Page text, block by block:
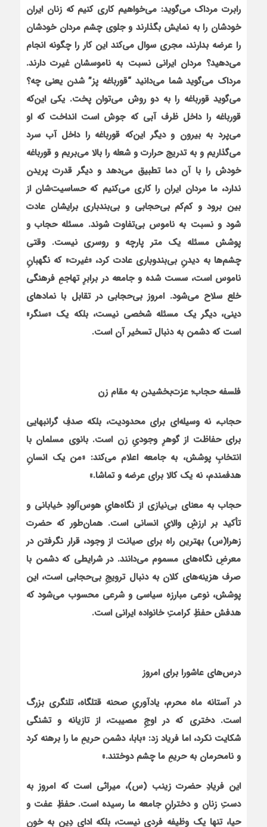
رابرت مرداک می‌گوید: می‌خواهیم کاری کنیم که زنان ایران
خودشان را به نمایش بگذارند و جلوی چشم مردان خودشان
را عرضه بدارند، مجری سوال می‌کند این کار را چگونه انجام
می‌دهید؟ مردان ایرانی نسبت به ناموسشان غیرت دارند.
مرداک می‌گوید شما می‌دانید “قورباغه پز” شدن یعنی چه؟
می‌گوید قورباغه را به دو روش می‌توان پخت. یکی این‌که
قورباغه را داخل ظرف آبی که جوش است انداخت که او
می‌پرد به بیرون و دیگر این‌که قورباغه را داخل آب سرد
می‌گذاریم و به تدریج حرارت و شعله را بالا می‌بریم و قورباغه
خودش را با آن دما تطبیق می‌دهد و دیگر قدرت پریدن
ندارد، ما مردان ایران را کاری می‌کنیم که حساسیت‌شان از
بین برود و کم‌کم بی‌حجابی و بی‌بندباری برایشان عادت
شود و نسبت به ناموس بی‌تفاوت شوند. مسئله حجاب و
پوشش مسئله یک متر پارچه و روسری نیست. وقتی
چشم‌ها به دیدنِ بی‌بندوباری عادت کرد، «غیرت» که نگهبانِ
ناموس است، سست شده و جامعه در برابرِ تهاجمِ فرهنگی
خلع سلاح می‌شود. امروز بی‌حجابی در تقابل با نمادهای
دینی، دیگر یک مسئله شخصی نیست، بلکه یک «سنگر»
است که دشمن به دنبال تسخیر آن است.
فلسفه حجاب؛ عزت‌بخشیدن به مقام زن
حجاب، نه وسیله‌ای برای محدودیت، بلکه صدفِ گرانبهایی
برای حفاظت از گوهرِ وجودیِ زن است. بانوی مسلمان با
انتخابِ پوشش، به جامعه اعلام می‌کند: «من یک انسانِ
هدفمندم، نه یک کالا برای عرضه و تماشا.»
حجاب به معنای بی‌نیازی از نگاه‌هایِ هوس‌آلودِ خیابانی و
تأکید بر ارزشِ والایِ انسانی است. همان‌طور که حضرت
زهرا(س) بهترین راه برای صیانت از وجود، قرار نگرفتن در
معرضِ نگاه‌های مسموم می‌دانند. در شرایطی که دشمن با
صرف هزینه‌های کلان به دنبال ترویجِ بی‌حجابی است، این
پوشش، نوعی مبارزه سیاسی و شرعی محسوب می‌شود که
هدفش حفظِ کرامتِ خانواده ایرانی است.
درس‌های عاشورا برای امروز
در آستانه ماه محرم، یادآوریِ صحنه قتلگاه، تلنگری بزرگ
است. دختری که در اوجِ مصیبت، از تازیانه و تشنگی
شکایت نکرد، اما فریاد زد: «بابا، دشمن حریمِ ما را برهنه کرد
و نامحرمان به حریمِ ما چشم دوختند.»
این فریادِ حضرت زینب (س)، میراثی است که امروز به
دستِ زنان و دخترانِ جامعه ما رسیده است. حفظِ عفت و
حیا، تنها یک وظیفه فردی نیست، بلکه ادای دِین به خونِ